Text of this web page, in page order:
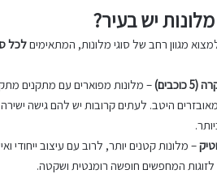
מלונות יש בעיר?
מגוון רחב של סוגי מלונות, המתאימיםלכל
– מלונות מפוארים עם מתקנים
היטב. לעתים קרובות יש להם גישה
– מלונות קטנים יותר, לרוב עם עיצוב ייחודי
המחפשים חופשה רומנטית ושקטה.